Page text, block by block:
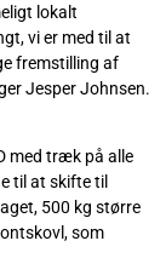
lokalt
vi er med til at
fremstilling af
Jesper Johnsen.
med træk på alle
til at skifte til
500 kg større
som